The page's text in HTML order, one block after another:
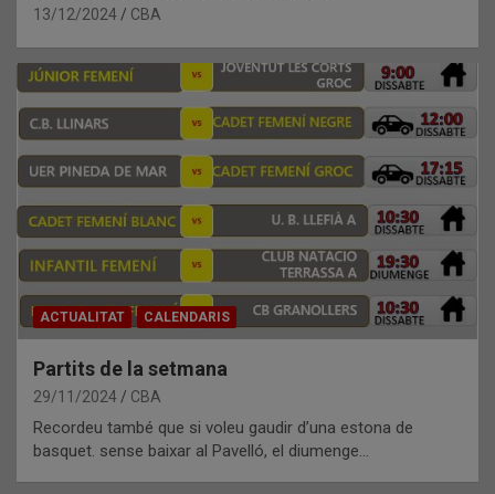
13/12/2024 CBA
ACTUALITAT CALENDARIS
Partits de la setmana
29/11/2024 CBA
Recordeu també que si voleu gaudir d’una estona de
basquet. sense baixar al Pavelló, el diumenge…